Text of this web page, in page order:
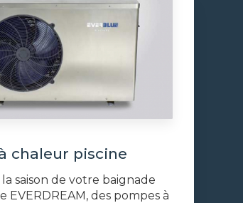
chaleur piscine
saison de votre baignade
EVERDREAM, des pompes à